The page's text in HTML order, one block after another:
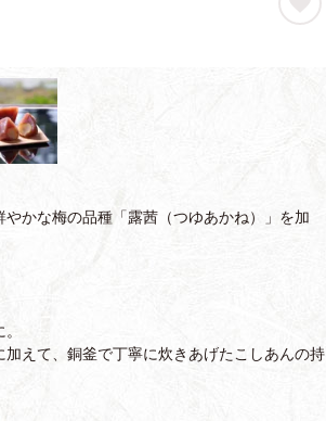
かな梅の品種「露茜（つゆあかね）」を加
えて、銅釜で丁寧に炊きあげたこしあんの持